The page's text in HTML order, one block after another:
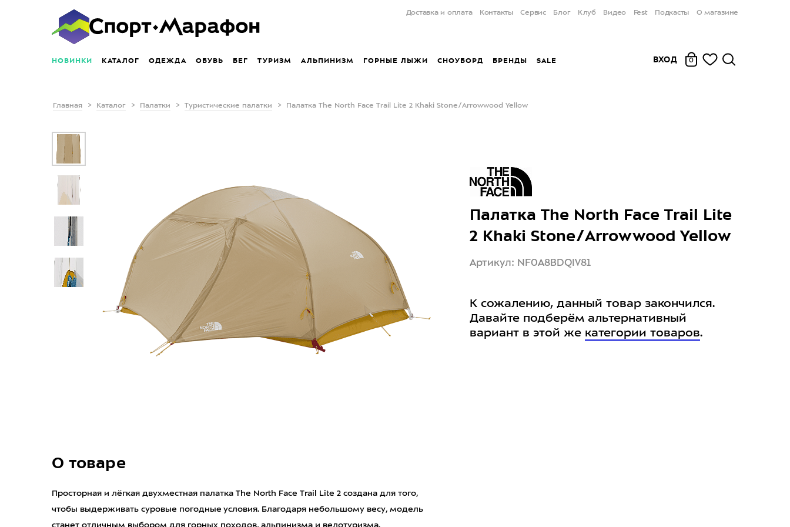
Доставка и оплата Контакты Сервис Блог Клуб Видео Fest Подкасты О магазине
НОВИНКИ КАТАЛОГ ОДЕЖДА ОБУВЬ БЕГ ТУРИЗМ АЛЬПИНИЗМ ГОРНЫЕ ЛЫЖИ СНОУБОРД БРЕНДЫ SALE ВХОД 0
Главная Каталог Палатки Туристические палатки Палатка The North Face Trail Lite 2 Khaki Stone/Arrowwood Yellow
О товаре
Просторная и лёгкая двухместная палатка The North Face Trail Lite 2 создана для того,
чтобы выдерживать суровые погодные условия. Благодаря небольшому весу, модель
станет отличным выбором для горных походов, альпинизма и велотуризма.
Палатка The North Face Trail Lite
2 Khaki Stone/Arrowwood Yellow
Артикул: NF0A8BDQIV81
К сожалению, данный товар закончился.
Давайте подберём альтернативный
вариант в этой же категории товаров.